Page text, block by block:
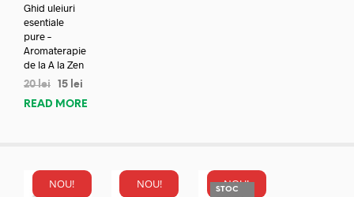
Ghid uleiuri
esentiale
pure –
Aromaterapie
de la A la Zen
20lei 15 lei
READ MORE
NOU! NOU! NOU!
STOC